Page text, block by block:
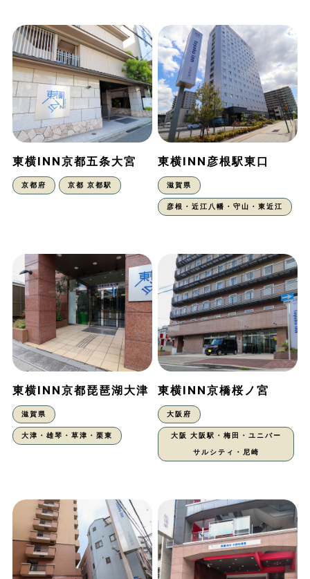
東横INN京都五条大宮
京都府 京都 京都駅
東横INN彦根駅東口
滋賀県
彦根・近江八幡・守山・東近江
東横INN京都琵琶湖大津
滋賀県
大津・雄琴・草津・栗東
東横INN京橋桜ノ宮
大阪府
大阪 大阪駅・梅田・ユニバー
サルシティ・尼崎